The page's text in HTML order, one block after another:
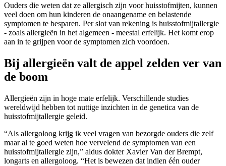
Ouders die weten dat ze allergisch zijn voor huisstofmijten, kunnen
veel doen om hun kinderen de onaangename en belastende
symptomen te besparen. Per slot van rekening is huisstofmijtallergie
- zoals allergieën in het algemeen - meestal erfelijk. Het komt erop
aan in te grijpen voor de symptomen zich voordoen.
Bij allergieën valt de appel zelden ver van
de boom
Allergieën zijn in hoge mate erfelijk. Verschillende studies
wereldwijd hebben tot nuttige inzichten in de genetica van de
huisstofmijtallergie geleid.
“Als allergoloog krijg ik veel vragen van bezorgde ouders die zelf
maar al te goed weten hoe vervelend de symptomen van een
huisstofmijtallergie zijn,” aldus dokter Xavier Van der Brempt,
longarts en allergoloog. “Het is bewezen dat indien één ouder